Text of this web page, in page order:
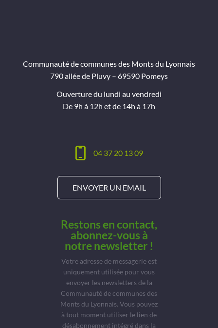
Communauté de communes des Monts du Lyonnais
790 allée de Pluvy – 69590 Pomeys
Ouverture du lundi au vendredi
De 9h à 12h et de 14h à 17h
04 37 20 13 09
ENVOYER UN EMAIL
Restons en contact,
abonnez-vous à
notre newsletter !
Votre adresse de messagerie est
uniquement utilisée pour vous
envoyer les newsletters de la
Communauté de communes des
Monts du Lyonnais. Vous pouvez
à tout moment utiliser le lien de
désabonnement intégré dans la